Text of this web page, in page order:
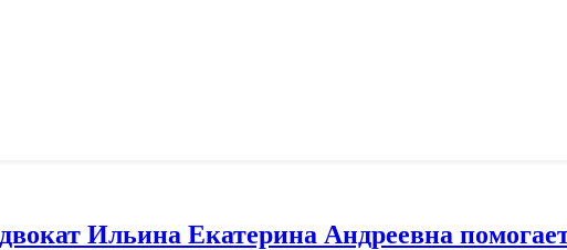
Ильина Екатерина Андреевна